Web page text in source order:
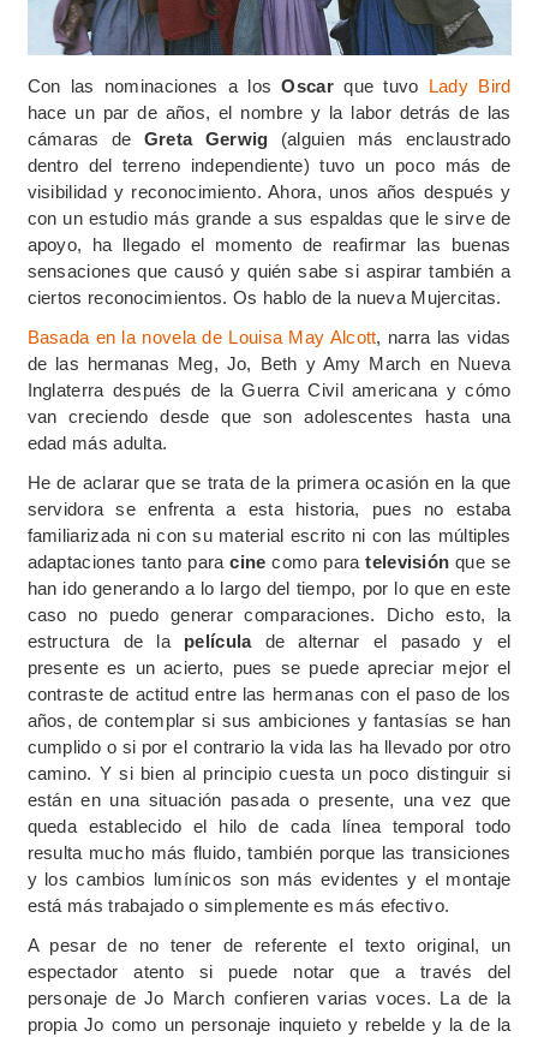
Con las nominaciones a losOscarque tuvo Lady Bird
hace un par de años, el nombre y la labor detrás de las
cámaras de Greta Gerwig (alguien más enclaustrado
dentro del terreno independiente) tuvo un poco más de
visibilidad y reconocimiento. Ahora, unos años después y
con un estudio más grande a sus espaldas que le sirve de
apoyo, ha llegado el momento de reafirmar las buenas
sensaciones que causó y quién sabe si aspirar también a
ciertos reconocimientos. Os hablo de la nueva Mujercitas.
Basada en la novela de Louisa May Alcott, narra las vidas
de las hermanas Meg, Jo, Beth y Amy March en Nueva
Inglaterra después de la Guerra Civil americana y cómo
van creciendo desde que son adolescentes hasta una
edad más adulta.
He de aclarar que se trata de la primera ocasión en la que
servidora se enfrenta a esta historia, pues no estaba
familiarizada ni con su material escrito ni con las múltiples
adaptaciones tanto paracine como paratelevisión que se
han ido generando a lo largo del tiempo, por lo que en este
caso no puedo generar comparaciones. Dicho esto, la
estructura de la películade alternar el pasado y el
presente es un acierto, pues se puede apreciar mejor el
contraste de actitud entre las hermanas con el paso de los
años, de contemplar si sus ambiciones y fantasías se han
cumplido o si por el contrario la vida las ha llevado por otro
camino. Y si bien al principio cuesta un poco distinguir si
están en una situación pasada o presente, una vez que
queda establecido el hilo de cada línea temporal todo
resulta mucho más fluido, también porque las transiciones
y los cambios lumínicos son más evidentes y el montaje
está más trabajado o simplemente es más efectivo.
A pesar de no tener de referente el texto original, un
espectador atento si puede notar que a través del
personaje de Jo March confieren varias voces. La de la
propia Jo como un personaje inquieto y rebelde y la de la